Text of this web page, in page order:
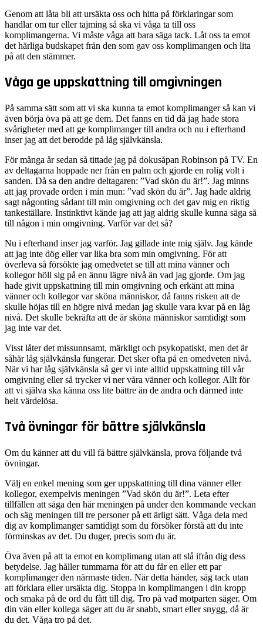
Genom att låta bli att ursäkta oss och hitta på förklaringar som
handlar om tur eller tajming så ska vi våga ta till oss
komplimangerna. Vi måste våga att bara säga tack. Låt oss ta emot
det härliga budskapet från den som gav oss komplimangen och lita
på att den stämmer.
Våga ge uppskattning till omgivningen
På samma sätt som att vi ska kunna ta emot komplimanger så kan vi
även börja öva på att ge dem. Det fanns en tid då jag hade stora
svårigheter med att ge komplimanger till andra och nu i efterhand
inser jag att det berodde på låg självkänsla.
För många år sedan så tittade jag på dokusåpan Robinson på TV. En
av deltagarna hoppade ner från en palm och gjorde en rolig volt i
sanden. Då sa den andre deltagaren: ”Vad skön du är!”. Jag minns
att jag provade orden i min mun: ”vad skön du är”. Jag hade aldrig
sagt någonting sådant till min omgivning och det gav mig en riktig
tankeställare. Instinktivt kände jag att jag aldrig skulle kunna säga så
till någon i min omgivning. Varför var det så?
Nu i efterhand inser jag varför. Jag gillade inte mig själv. Jag kände
att jag inte dög eller var lika bra som min omgivning. För att
överleva så försökte jag omedvetet se till att mina vänner och
kollegor höll sig på en ännu lägre nivå än vad jag gjorde. Om jag
hade givit uppskattning till min omgivning och erkänt att mina
vänner och kollegor var sköna människor, då fanns risken att de
skulle höjas till en högre nivå medan jag skulle vara kvar på en låg
nivå. Det skulle bekräfta att de är sköna människor samtidigt som
jag inte var det.
Visst låter det missunnsamt, märkligt och psykopatiskt, men det är
såhär låg självkänsla fungerar. Det sker ofta på en omedveten nivå.
När vi har låg självkänsla så ger vi inte alltid uppskattning till vår
omgivning eller så trycker vi ner våra vänner och kollegor. Allt för
att vi själva ska känna oss lite bättre än de andra och därmed inte
helt värdelösa.
Två övningar för bättre självkänsla
Om du känner att du vill få bättre självkänsla, prova följande två
övningar.
Välj en enkel mening som ger uppskattning till dina vänner eller
kollegor, exempelvis meningen ”Vad skön du är!”. Leta efter
tillfällen att säga den här meningen på under den kommande veckan
och säg meningen till tre personer på ett ärligt sätt. Våga dela med
dig av komplimanger samtidigt som du försöker förstå att du inte
förminskas av det. Du duger, precis som du är.
Öva även på att ta emot en komplimang utan att slå ifrån dig dess
betydelse. Jag håller tummarna för att du får en eller ett par
komplimanger den närmaste tiden. När detta händer, säg tack utan
att förklara eller ursäkta dig. Stoppa in komplimangen i din kropp
och smaka på de ord du fått till dig. Tro på vad motparten säger. Om
din vän eller kollega säger att du är snabb, smart eller snygg, då är
du det. Våga tro på det.